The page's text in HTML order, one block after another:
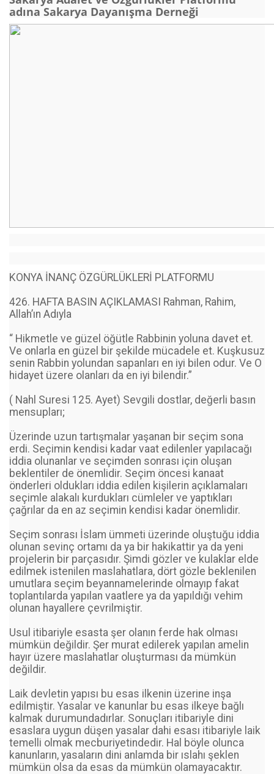
adına Sakarya Dayanışma Derneği
KONYA İNANÇ ÖZGÜRLÜKLERİ PLATFORMU
426. HAFTA BASIN AÇIKLAMASI Rahman, Rahim,
Allah’ın Adıyla
“ Hikmetle ve güzel öğütle Rabbinin yoluna davet et.
Ve onlarla en güzel bir şekilde mücadele et. Kuşkusuz
senin Rabbin yolundan sapanları en iyi bilen odur. Ve O
hidayet üzere olanları da en iyi bilendir.”
( Nahl Suresi 125. Ayet) Sevgili dostlar, değerli basın
mensupları;
Üzerinde uzun tartışmalar yaşanan bir seçim sona
erdi. Seçimin kendisi kadar vaat edilenler yapılacağı
iddia olunanlar ve seçimden sonrası için oluşan
beklentiler de önemlidir. Seçim öncesi kanaat
önderleri oldukları iddia edilen kişilerin açıklamaları
seçimle alakalı kurdukları cümleler ve yaptıkları
çağrılar da en az seçimin kendisi kadar önemlidir.
Seçim sonrası İslam ümmeti üzerinde oluştuğu iddia
olunan sevinç ortamı da ya bir hakikattir ya da yeni
projelerin bir parçasıdır. Şimdi gözler ve kulaklar elde
edilmek istenilen maslahatlara, dört gözle beklenilen
umutlara seçim beyannamelerinde olmayıp fakat
toplantılarda yapılan vaatlere ya da yapıldığı vehim
olunan hayallere çevrilmiştir.
Usul itibariyle esasta şer olanın ferde hak olması
mümkün değildir. Şer murat edilerek yapılan amelin
hayır üzere maslahatlar oluşturması da mümkün
değildir.
Laik devletin yapısı bu esas ilkenin üzerine inşa
edilmiştir. Yasalar ve kanunlar bu esas ilkeye bağlı
kalmak durumundadırlar. Sonuçları itibariyle dini
esaslara uygun düşen yasalar dahi esası itibariyle laik
temelli olmak mecburiyetindedir. Hal böyle olunca
kanunların, yasaların dini anlamda bir ıslahı şeklen
mümkün olsa da esas da mümkün olamayacaktır.